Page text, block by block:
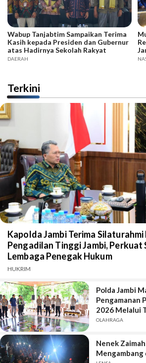
Wabup Tanjabtim Sampaikan Terima
Kasih kepada Presiden dan Gubernur
atas Hadirnya Sekolah Rakyat
DAERAH
Terkini
Kapolda Jambi Terima Silaturahmi
Pengadilan Tinggi Jambi,
Lembaga Penegak Hukum
HUKRIM
Polda Jambi
Pengamanan
2026 Melalui
OLAHRAGA
Nenek
Mengambang